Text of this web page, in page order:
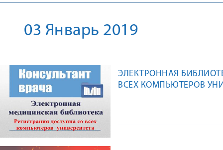
03 Январь 2019
ЭЛЕКТРОННАЯ
ВСЕХ КОМПЬЮТЕРОВ